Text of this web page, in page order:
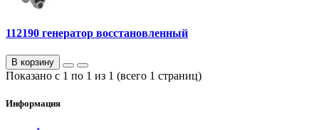
112190 генератор восстановленный
В корзину
Показано с 1 по 1 из 1 (всего 1 страниц)
Информация